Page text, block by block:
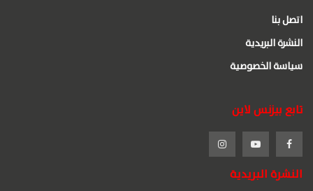
اتصل بنا
النشرة البريدية
سياسة الخصوصية
تابع بيزنس لاين
النشرة البريدية